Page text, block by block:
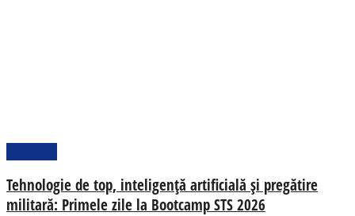
Tehnologie de top, inteligență artificială și pregătire
militară: Primele zile la Bootcamp STS 2026